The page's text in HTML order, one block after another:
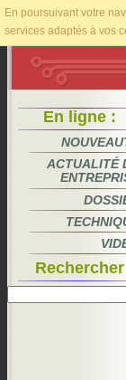
En poursuivant votre
services adaptés à vos
En ligne :
ACTUALITÉ
Rechercher